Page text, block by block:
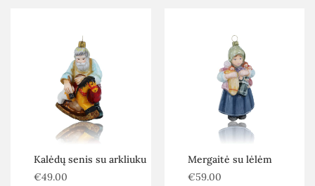
Kalėdų senis su arkliuku
€49.00
Mergaitė su lėlėm
€59.00